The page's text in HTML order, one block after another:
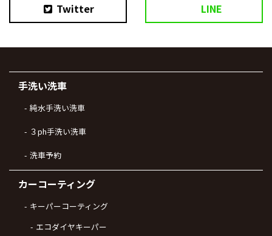
Twitter LINE
手洗い洗車
純水手洗い洗車
３ph手洗い洗車
洗車予約
カーコーティング
キーパーコーティング
エコダイヤキーパー